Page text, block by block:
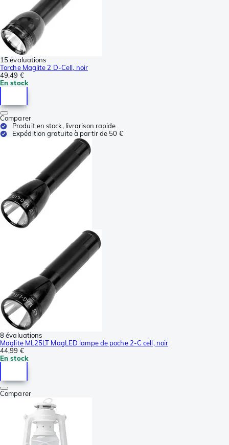
15 évaluations
Torche Maglite 2 D-Cell, noir
49,49 €
En stock
Comparer
Produit en stock, livrarison rapide
Expédition gratuite à partir de 50 €
8 évaluations
Maglite ML25LT MagLED lampe de poche 2-C cell, noir
44,99 €
En stock
Comparer